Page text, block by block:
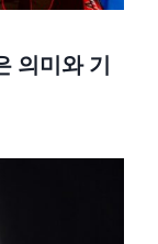
의미와 기